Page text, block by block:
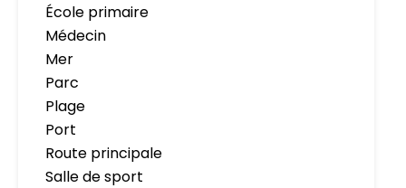
École primaire
Médecin
Mer
Parc
Plage
Port
Route principale
Salle de sport